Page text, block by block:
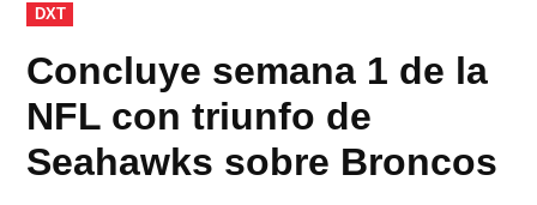
PUBLICADO
EN
DXT
Concluye semana 1 de la
NFL con triunfo de
Seahawks sobre Broncos